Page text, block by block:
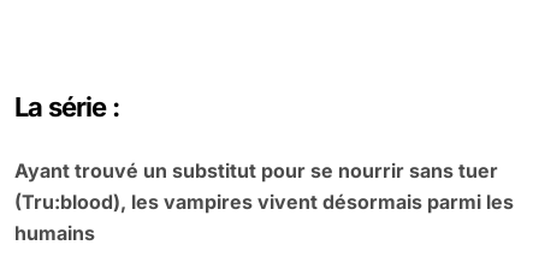
La série :
Ayant trouvé un substitut pour se nourrir sans tuer
(Tru:blood), les vampires vivent désormais parmi les
humains